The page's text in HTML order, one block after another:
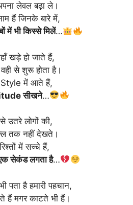
लेवल बढ़ा ले।
हैं जिनके बारे में,
में भी किस्से मिलें…
खड़े हो जाते हैं,
से शुरू होता है।
Style में आते हैं,
सीखने…
उतरे लोगों की,
तक नहीं देखते।
में सच्चे हैं,
सेकंड लगता है…
पता है हमारी पहचान,
हैं मगर काटते भी हैं।